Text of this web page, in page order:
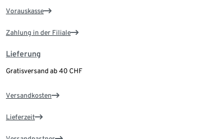
Vorauskasse
Zahlung in der Filiale
Lieferung
Gratisversand ab 40 CHF
Versandkosten
Lieferzeit